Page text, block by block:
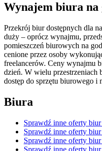
Wynajem biura na
Przekrój biur dostępnych dla
duży – oprócz wynajmu,
pomieszczeń biurowych na
cenione przez osoby
freelancerów. Ceny wynajmu
dzień. W wielu przestrzeniach
dostęp do sprzętu biurowego i
Biura
Sprawdź inne oferty
Sprawdź inne oferty
Sprawdź inne oferty
Sprawdź inne oferty